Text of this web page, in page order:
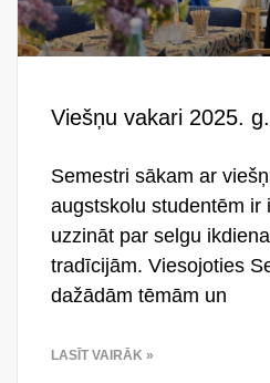
Viešņu vakari 2025.
Semestri sākam ar
augstskolu studentēm ir
uzzināt par selgu
tradīcijām. Viesojoties
dažādām tēmām un
LASĪT VAIRĀK »